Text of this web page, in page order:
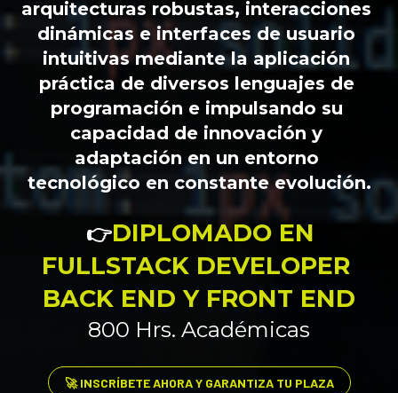
arquitecturas robustas, interacciones
dinámicas e interfaces de usuario
intuitivas mediante la aplicación
práctica de diversos lenguajes de
programación e impulsando su
capacidad de innovación y
adaptación en un entorno
tecnológico en constante evolución.
👉DIPLOMADO EN
FULLSTACK DEVELOPER
BACK END Y FRONT END
800 Hrs. Académicas
🚀 INSCRÍBETE AHORA Y GARANTIZA TU PLAZA